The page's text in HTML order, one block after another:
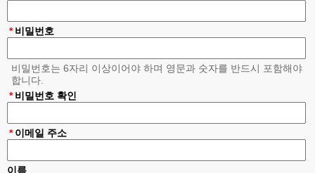
의미합니다.
에 의합니다.
제 3 조 약관의 게시와 개정
①"회사"는 이 약관의 내용을 "회원"이 쉽게 알 수 있도록 서비스 초기 화
면에 게시합니다.
에관한법률(이하 "정보통신망법")" 등 관련법을 위배하지 않는 범위에서
이 약관을 개정할 수 있습니다.
행약관과 함께 제1항의 방식에 따라 그 개정약관의 적용일자 30일 전부
비밀번호
*
비밀번호는 6자리 이상이어야 하며 영문과 숫자를 반드시 포함해야
합니다.
비밀번호 확인
*
* 이메일 주소
이름